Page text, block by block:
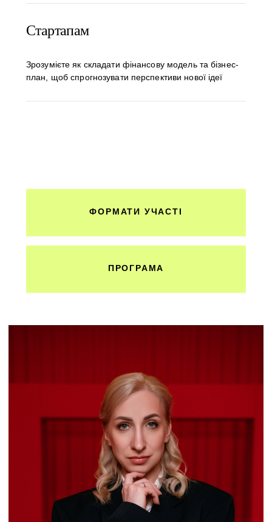
Стартапам
Зрозумієте як складати фінансову модель та бізнес-
план, щоб спрогнозувати перспективи нової ідеї
ФОРМАТИ УЧАСТІ
ПРОГРАМА